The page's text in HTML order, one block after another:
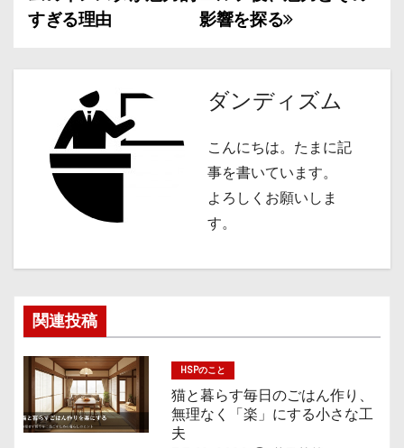
稿
ー
ン
影響を探る
すぎる理由
ダンディズム
こんにちは。たまに記
事を書いています。
よろしくお願いしま
す。
関連投稿
HSPのこと
猫と暮らす毎日のごはん作り、
無理なく「楽」にする小さな工
夫